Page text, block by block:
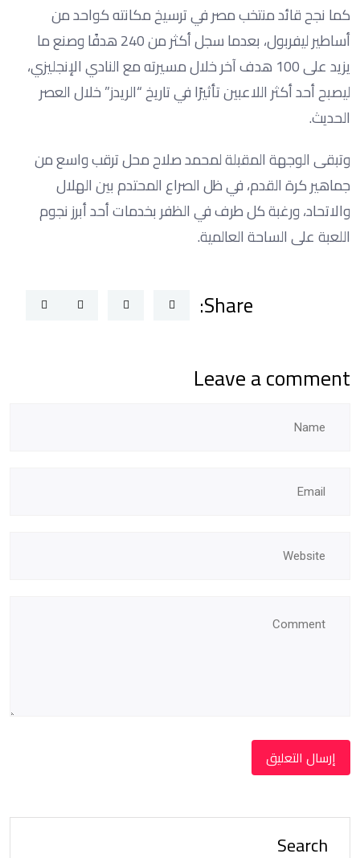
كما نجح قائد منتخب مصر في ترسيخ مكانته كواحد من
أساطير ليفربول، بعدما سجل أكثر من 240 هدفًا وصنع ما
يزيد على 100 هدف آخر خلال مسيرته مع النادي الإنجليزي،
ليصبح أحد أكثر اللاعبين تأثيرًا في تاريخ “الريدز” خلال العصر
الحديث.
وتبقى الوجهة المقبلة لمحمد صلاح محل ترقب واسع من
جماهير كرة القدم، في ظل الصراع المحتدم بين الهلال
والاتحاد، ورغبة كل طرف في الظفر بخدمات أحد أبرز نجوم
اللعبة على الساحة العالمية.
Share:
Leave a comment
Search